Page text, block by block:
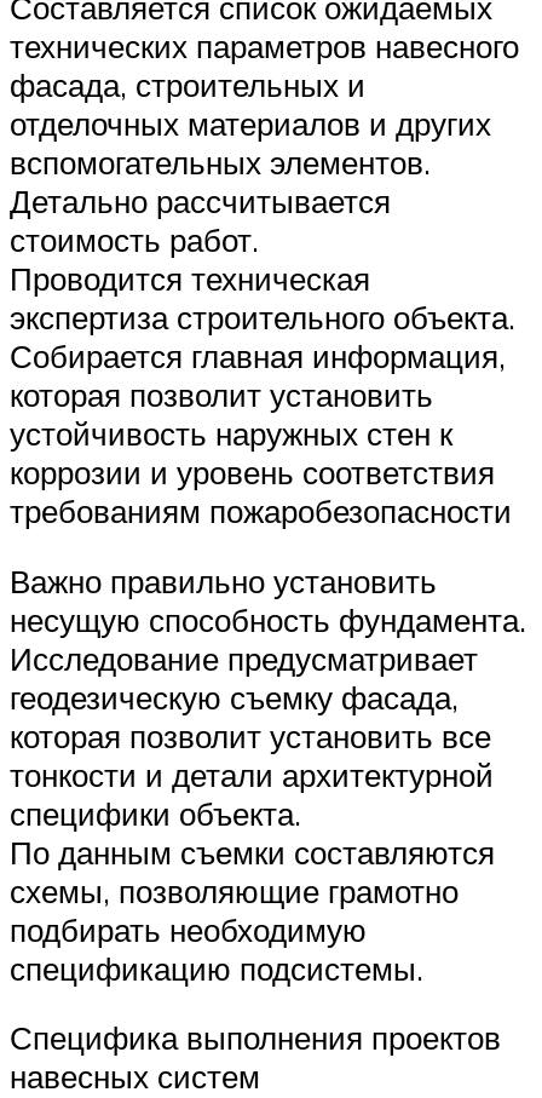
технических параметров навесного
фасада, строительных и
отделочных материалов и других
вспомогательных элементов.
Детально рассчитывается
стоимость работ.
Проводится техническая
экспертиза строительного объекта.
Собирается главная информация,
которая позволит установить
устойчивость наружных стен к
коррозии и уровень соответствия
требованиям пожаробезопасности
Важно правильно установить
несущую способность фундамента.
Исследование предусматривает
геодезическую съемку фасада,
которая позволит установить все
тонкости и детали архитектурной
специфики объекта.
По данным съемки составляются
схемы, позволяющие грамотно
подбирать необходимую
спецификацию подсистемы.
Специфика выполнения проектов
навесных систем